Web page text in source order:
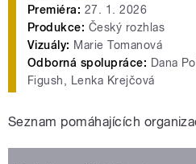
Premiéra: 27. 1. 2026
Produkce: Český rozhlas
Vizuály: Marie Tomanová
Odborná spolupráce: Dana
Figush, Lenka Krejčová
Seznam pomáhajících